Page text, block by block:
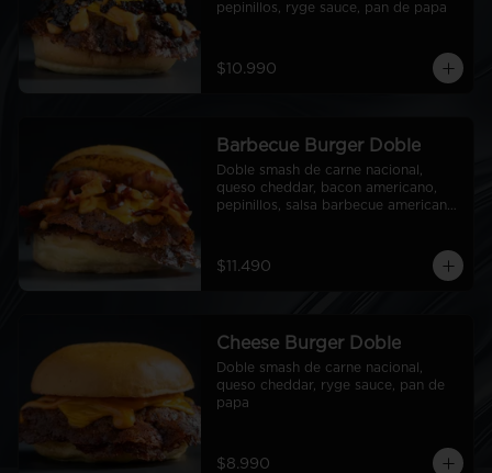
pepinillos, ryge sauce, pan de papa
$10.990
Barbecue Burger Doble
Doble smash de carne nacional,
queso cheddar, bacon americano,
pepinillos, salsa barbecue americana,
$11.490
Cheese Burger Doble
Doble smash de carne nacional,
queso cheddar, ryge sauce, pan de
papa
$8.990